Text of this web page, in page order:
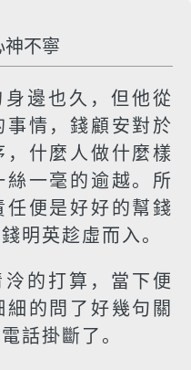
神不寧
邊也久，但他從
情，錢顧安對於
什麼人做什麼樣
一毫的逾越。所
任便是好好的幫錢
明英趁虛而入。
的打算，當下便
的問了好幾句關
話掛斷了。